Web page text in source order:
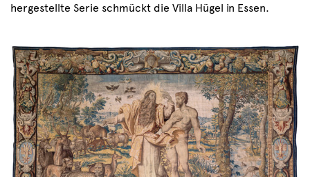
hergestellte Serie schmückt die Villa Hügel in Essen.